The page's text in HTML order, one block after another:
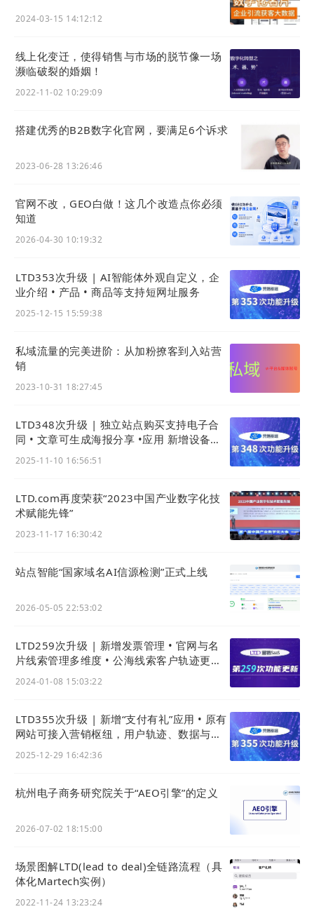
●一听就懂，一学就会，一干就废……
● 不知道怎么干，找不到合适的团队干……
●网站是个摆设，充充公司门面而已。 网站从未给销
金饭碗还在四处讨饭吃……
如果，你面临着这些问题，那么线下主题分享活动你
5 浙商数智学堂 教授数智新商学
杭州电子商务研究院定于12月20日 在浙商大创业园好
望院举办第二期分享活动，活动特邀LTD营销专家分
参加活动，将会打开你的营销思路、拓展你的营销视
野、帮你找到长期、稳定增长的重心和方法！
2024-03-15 14:12:12
线上化变迁，使得销售与市场的脱节像一场
濒临破裂的婚姻！
2022-11-02 10:29:09
搭建优秀的B2B数字化官网，要满足6个诉求
2023-06-28 13:26:46
官网不改，GEO白做！这几个改造点你必须
知道
2026-04-30 10:19:32
LTD353次升级 | AI智能体外观自定义，企
业介绍 • 产品 • 商品等支持短网址服务
2025-12-15 15:59:38
私域流量的完美进阶：从加粉撩客到入站营
销
2023-10-31 18:27:45
LTD348次升级 | 独立站点购买支持电子合
同 • 文章可生成海报分享 •应用 新增设备租
2025-11-10 16:56:51
LTD.com再度荣获“2023中国产业数字化技
术赋能先锋”
2023-11-17 16:30:42
站点智能“国家域名AI信源检测”正式上线
2026-05-05 22:53:02
LTD259次升级 | 新增发票管理 • 官网与名
片线索管理多维度 • 公海线索客户轨迹更周
2024-01-08 15:03:22
LTD355次升级 | 新增“支付有礼”应用 • 原有
网站可接入营销枢纽，用户轨迹、数据与线
2025-12-29 16:42:36
杭州电子商务研究院关于“AEO引擎”的定义
2026-07-02 18:15:00
场景图解LTD(lead to deal)全链路流程（具
体化Martech实例）
2022-11-24 13:23:24